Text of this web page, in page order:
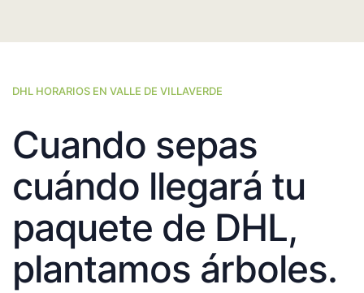
DHL HORARIOS EN VALLE DE VILLAVERDE
Cuando sepas
cuándo llegará tu
paquete de DHL,
plantamos árboles.